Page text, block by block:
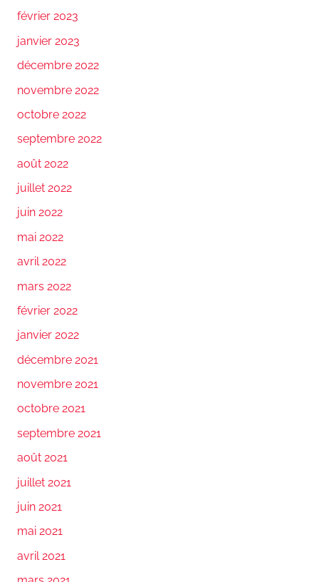
février 2023
janvier 2023
décembre 2022
novembre 2022
octobre 2022
septembre 2022
août 2022
juillet 2022
juin 2022
mai 2022
avril 2022
mars 2022
février 2022
janvier 2022
décembre 2021
novembre 2021
octobre 2021
septembre 2021
août 2021
juillet 2021
juin 2021
mai 2021
avril 2021